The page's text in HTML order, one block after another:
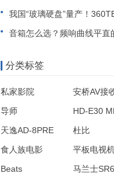
我国“玻璃硬盘”量产！360TB（能装2.5万部
音箱怎么选？频响曲线平直的音箱一定
分类标签
私家影院
安桥AV接
导师
HD-E30
天逸AD-8PRE
杜比
食人族电影
平板电视
Beats
马兰士